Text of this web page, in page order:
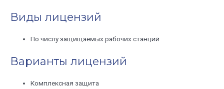
Виды лицензий
По числу защищаемых рабочих станций
Варианты лицензий
Комплексная защита